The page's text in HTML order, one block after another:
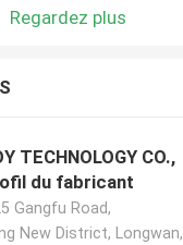
Regardez plus
TECHNOLOGY CO.,
du fabricant
Gangfu Road,
New District, Longwan,